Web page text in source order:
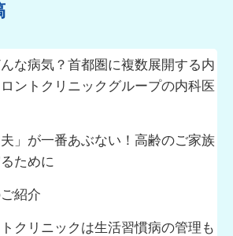
な病気？首都圏に複数展開する内
ントクリニックグループの内科医
夫」が一番あぶない！高齢のご家族
ために
紹介
クリニックは生活習慣病の管理も